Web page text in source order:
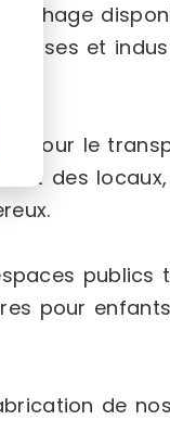
et
pour le
et des locaux,
publics
pour
de